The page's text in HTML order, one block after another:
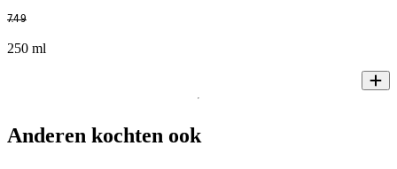
7.49
250 ml
Anderen kochten ook